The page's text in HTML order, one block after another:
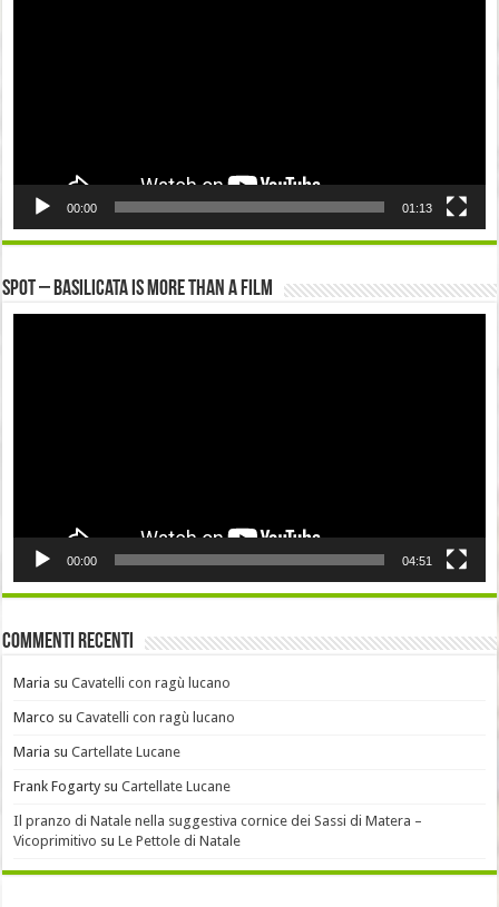
00:00 01:13
Spot – Basilicata is more than a Film
00:00 04:51
Commenti recenti
Maria suCavatelli con ragù lucano
Marco suCavatelli con ragù lucano
Maria suCartellate Lucane
Frank FogartysuCartellate Lucane
Il pranzo di Natale nella suggestiva cornice dei Sassi di Matera –
Vicoprimitivo suLe Pettole di Natale